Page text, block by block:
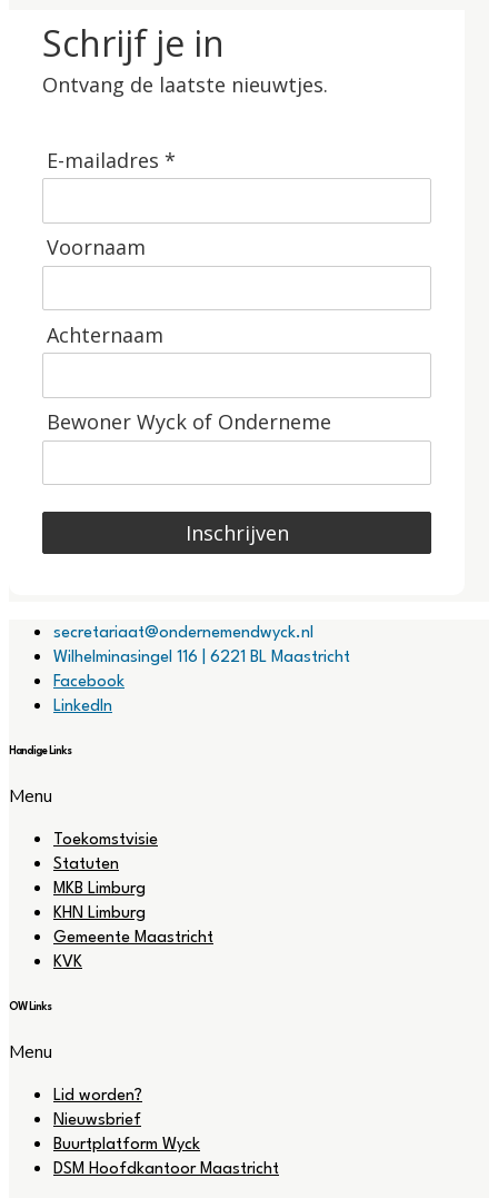
Schrijf je in
Ontvang de laatste nieuwtjes.
E-mailadres *
Voornaam
Achternaam
Bewoner Wyck of Onderneme
Inschrijven
secretariaat@ondernemendwyck.nl
Wilhelminasingel 116 | 6221 BL Maastricht
Facebook
LinkedIn
Handige Links
Menu
Toekomstvisie
Statuten
MKB Limburg
KHN Limburg
Gemeente Maastricht
KVK
OW Links
Menu
Lid worden?
Nieuwsbrief
Buurtplatform Wyck
DSM Hoofdkantoor Maastricht